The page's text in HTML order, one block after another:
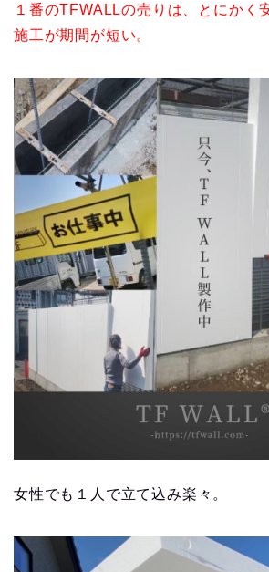
１番のTFWALLの売りは、とにかく
施工が期間が短い。
女性でも１人で立て込み楽々。